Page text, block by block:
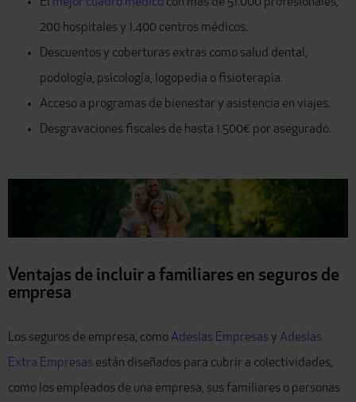
200 hospitales y 1.400 centros médicos.
Descuentos y coberturas extras como salud dental,
podología, psicología, logopedia o fisioterapia.
Acceso a programas de bienestar y asistencia en viajes.
Desgravaciones fiscales de hasta 1.500€ por asegurado.
Ventajas de incluir a familiares en seguros de
empresa
Los seguros de empresa, como Adeslas Empresasy Adeslas
Extra Empresas están diseñados para cubrir a colectividades,
como los empleados de una empresa, sus familiares o personas